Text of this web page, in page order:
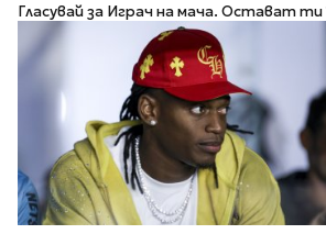
Гласувай за Играч на мача. Остават ти